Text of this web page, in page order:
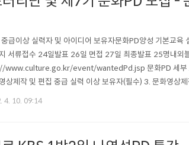
급이상 실력자 및 아이디어 보유자문화PD양성 기본교육
서류접수 24일발표 26일 면접 27일 최종발표 25명내외
www.culture.go.kr/event/wantedPd.jsp 문화PD 세부
상제작 및 편집 중급 실력 이상 보유자(필수) 3. 문화영상
습 활동 후 최소 6개월 이상 문화PD 활동 가능한 자(필수)
4. 10. 09:14